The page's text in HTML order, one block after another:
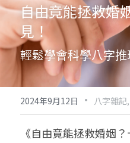
實體經營
祖傳命理
手工印鑑
課程介紹
五行八字學
後天派陽宅
Blog
黃金會員專區
八字雜記
試閱專區
Podcast聽書
線上學苑
自由竟能拯救婚
見！
輕鬆學會科學八字
2024年9月12日 · 八字雜記,
《自由竟能拯救婚姻
科學八字推理PDF
《十神高階實戰錄》完
1美元超值PDF